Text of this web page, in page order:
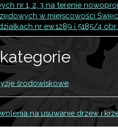
nr 1, 2, 3 na terenie
w miejscowości
nr ew.1289 i 5185/4
środowiskowe
Decyzjena usuwanie drzew i